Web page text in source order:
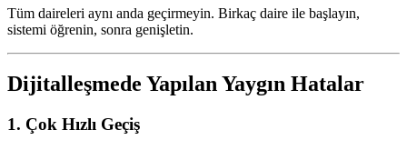
Tüm daireleri aynı anda geçirmeyin. Birkaç daire ile başlayın,
sistemi öğrenin, sonra genişletin.
Dijitalleşmede Yapılan Yaygın Hatalar
1. Çok Hızlı Geçiş